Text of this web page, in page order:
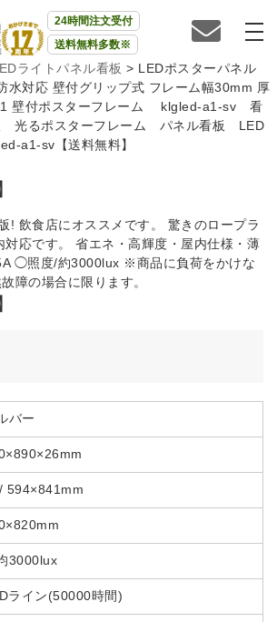
24時間注文受付
送料無料多数※
ライトパネル看板 > LEDポスターパネル
水対応 壁付グリップ式 フレーム幅30mm 厚
壁付ポスターフレーム klgled-a1-sv 看
光るポスターフレーム パネル看板 LED
a1-sv【送料無料】
! 飲食店にオススメです。 驚きのロープラ
対応です。 省エネ・高輝度・屋内仕様・薄
◯照度/約3000lux ※商品に負荷をかけな
障の場合に限ります。
バー
594×841mm
3000lux
ライン(50000時間)